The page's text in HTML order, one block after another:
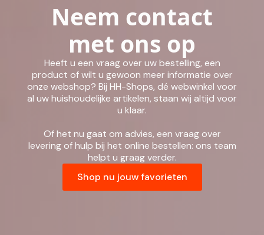
Neem contact
met ons op
Heeft u een vraag over uw bestelling, een
product of wilt u gewoon meer informatie over
onze webshop? Bij HH-Shops, dé webwinkel voor
al uw huishoudelijke artikelen, staan wij altijd voor
u klaar.
Of het nu gaat om advies, een vraag over
levering of hulp bij het online bestellen: ons team
helpt u graag verder.
Shop nu jouw favorieten